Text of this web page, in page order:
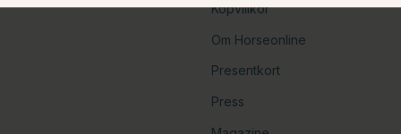
Köpvillkor
Om Horseonline
Presentkort
Press